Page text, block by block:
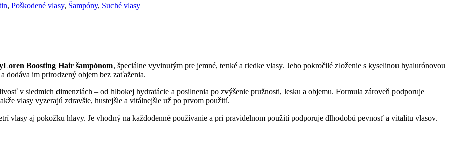
, Poškodené vlasy, Šampóny, Suché vlasy
Boosting Hair šampónom, špeciálne vyvinutým pre jemné, tenké a riedke vlasy. Jeho pokročilé zloženie s kyselinou hyalurónovou
dodáva im prirodzený objem bez zaťaženia.
v siedmich dimenziách – od hlbokej hydratácie a posilnenia po zvýšenie pružnosti, lesku a objemu. Formula zároveň podporuje
vlasy vyzerajú zdravšie, hustejšie a vitálnejšie už po prvom použití.
vlasy aj pokožku hlavy. Je vhodný na každodenné používanie a pri pravidelnom použití podporuje dlhodobú pevnosť a vitalitu vlasov.